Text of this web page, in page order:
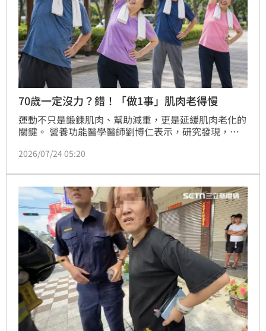
70歲一定沒力？錯！「做1事」肌肉老得慢
運動不只是鍛鍊肌肉、幫助減重，更是延緩肌肉老化的
關鍵。 營養功能醫學醫師劉博仁表示，研究發現，規
持能量代謝、延緩肌少症。長期維持運動習慣的長者，
超慢跑或游泳，只要持之以恆，都有助於肌肉維持年
輕。
2026/07/24 05:20